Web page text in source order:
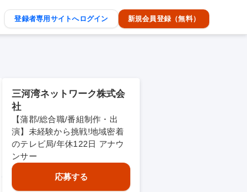
登録者専用サイトへログイン 新規会員登録（無料）
三河湾ネットワーク株式会
社
【蒲郡/総合職/番組制作・出
演】未経験から挑戦!地域密着
のテレビ局/年休122日 アナウ
ンサー
応募する